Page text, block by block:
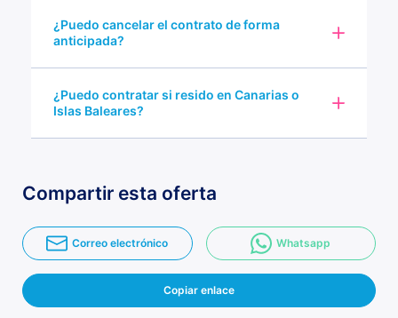
¿Puedo cancelar el contrato de forma
anticipada?
¿Puedo contratar si resido en Canarias o
Islas Baleares?
Compartir esta oferta
Correo electrónico Whatsapp
Copiar enlace